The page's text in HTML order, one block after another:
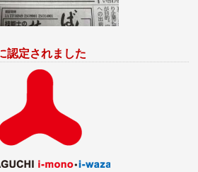
認定されました